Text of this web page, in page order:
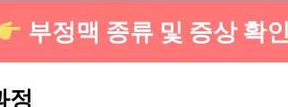
부정맥 종류 및 증상 확
정